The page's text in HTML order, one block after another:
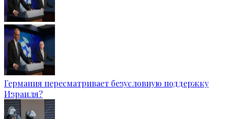
Германия пересматривает безусловную поддержку
Израиля?